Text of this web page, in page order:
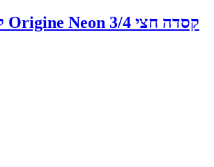
קסדה לאופניים Origine Neon קסדה חצי 3/4